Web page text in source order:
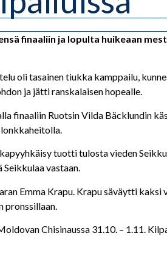
finaaliin ja lopulta huikeaan
oli tasainen tiukka kamppailu,
ja jätti ranskalaisen hopealle.
finaaliin Ruotsin Vilda Bäcklundin
tuotti tulosta vieden
vastaan.
Emma Krapu. Krapu säväytti kaksi
pronssillaan.
Chisinaussa 31.10. – 1.11.